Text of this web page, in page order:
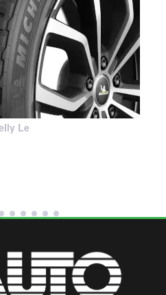
Michelin Primacy SUV:
không?
Le